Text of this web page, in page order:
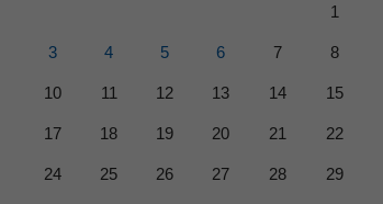
1
3 4 5 6 7 8
10 11 12 13 14 15
17 18 19 20 21 22
24 25 26 27 28 29